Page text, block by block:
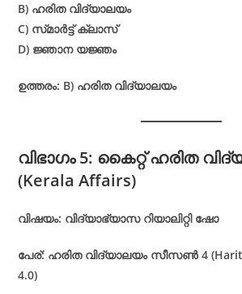
B) ഹരിത വിദ്യാലയം
C) സ്‌മാർട്ട് ക്ലാസ്
D) ജ്ഞാന യജ്ഞം
ഉത്തരം: B) ഹരിത വിദ്യാലയം
വിഭാഗം 5: കൈറ്റ് ഹരിത
(Kerala Affairs)
വിഷയം: വിദ്യാഭ്യാസ റിയാലിറ്റി ഷോ
പേര്: ഹരിത വിദ്യാലയം സീസൺ 4
4.0)